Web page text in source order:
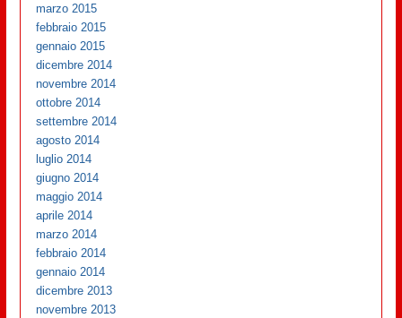
marzo 2015
febbraio 2015
gennaio 2015
dicembre 2014
novembre 2014
ottobre 2014
settembre 2014
agosto 2014
luglio 2014
giugno 2014
maggio 2014
aprile 2014
marzo 2014
febbraio 2014
gennaio 2014
dicembre 2013
novembre 2013